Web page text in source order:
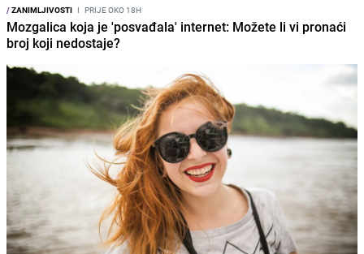
/ZANIMLJIVOSTI I PRIJE OKO 18H
Mozgalica koja je 'posvađala' internet: Možete li vi pronaći
broj koji nedostaje?